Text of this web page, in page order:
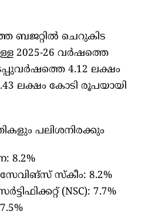
ബജറ്റിൽ ചെറുകിട
2025-26 വർഷത്തെ
4.12 ലക്ഷം
ലക്ഷം കോടി രൂപയായി
പലിശനിരക്കും
8.2%
സ്കീം: 8.2%
(NSC): 7.7%